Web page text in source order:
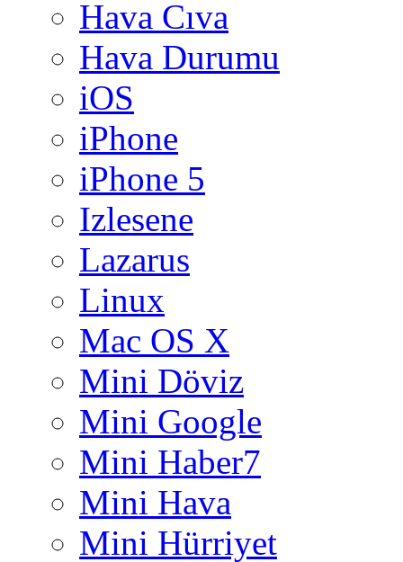
Hava Cıva
Hava Durumu
iOS
iPhone
iPhone 5
Izlesene
Lazarus
Linux
Mac OS X
Mini Döviz
Mini Google
Mini Haber7
Mini Hava
Mini Hürriyet